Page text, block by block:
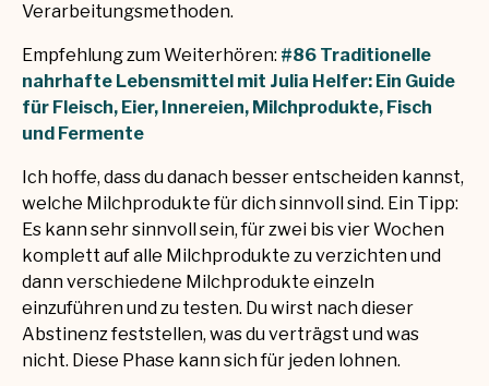
Verarbeitungsmethoden.
Empfehlung zum Weiterhören: #86 Traditionelle
nahrhafte Lebensmittel mit Julia Helfer: Ein Guide
für Fleisch, Eier, Innereien, Milchprodukte, Fisch
und Fermente
Ich hoffe, dass du danach besser entscheiden kannst,
welche Milchprodukte für dich sinnvoll sind. Ein Tipp:
Es kann sehr sinnvoll sein, für zwei bis vier Wochen
komplett auf alle Milchprodukte zu verzichten und
dann verschiedene Milchprodukte einzeln
einzuführen und zu testen. Du wirst nach dieser
Abstinenz feststellen, was du verträgst und was
nicht. Diese Phase kann sich für jeden lohnen.